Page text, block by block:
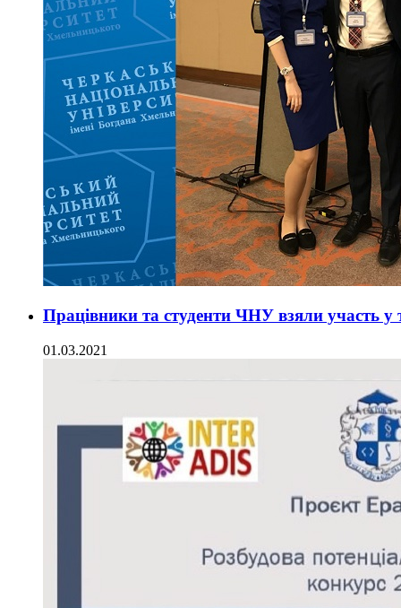
Працівники та студенти ЧНУ взяли участь у
01.03.2021